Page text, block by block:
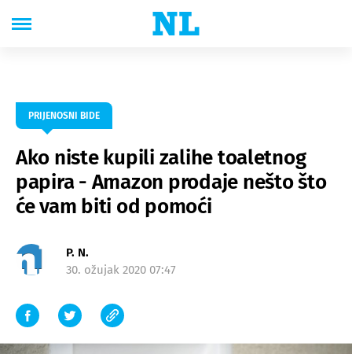
PRIJENOSNI BIDE
Ako niste kupili zalihe toaletnog
papira - Amazon prodaje nešto što
će vam biti od pomoći
P. N.
30. ožujak 2020 07:47